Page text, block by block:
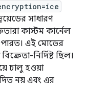
সাধারণ
কাস্টম কার্নেল
পারত। এই মোডের
নির্দিষ্ট ছিল।
চালু হওয়া
নয় এবং এর